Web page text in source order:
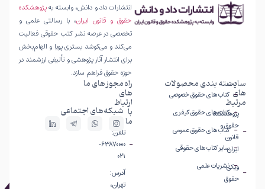
انتشارات داد و دانش، وابسته بهپژوهشکده
حقوق و قانون ایران، با رسالتی علمی و
تخصصی در عرصه نشر کتب حقوقی فعالیت
می‌کند و می‌کوشد بستری پویا و الهام‌بخش
برای انتشار آثار پژوهشی و تألیفی ارزشمند در
حوزه حقوق فراهم سازد.
سایت
های
مرتبط
پژوهشکده
حقوق و
قانون
ایران
ویکی
حقوق
دسته بندی محصولات
کتاب های حقوق خصوصی
کتاب های حقوق کیفری
کتاب های حقوق عمومی
سایر کتاب های حقوقی
نشریات علمی
راه
های
ارتباط
با
ما
تلفن:
63870000-
021
آدرس:
تهران،
مجوز های ما
شبکه‌های اجتماعی